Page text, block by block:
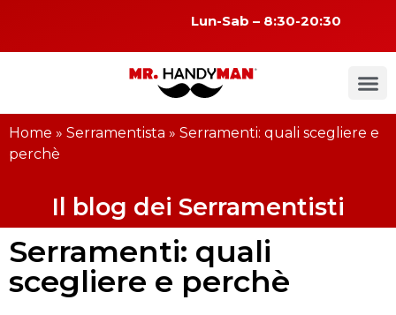
Lun-Sab – 8:30-20:30
Home » Serramentista » Serramenti: quali scegliere e
perchè
Il blog dei Serramentisti
Serramenti: quali
scegliere e perchè